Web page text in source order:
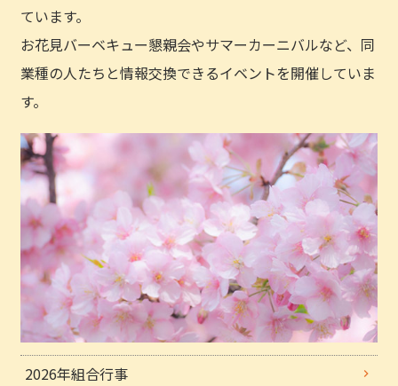
ています。
お花見バーベキュー懇親会やサマーカーニバルなど、同
業種の人たちと情報交換できるイベントを開催していま
す。
2026年組合行事